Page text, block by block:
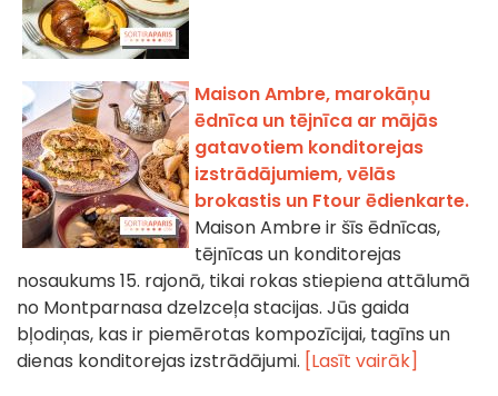
Maison Ambre, marokāņu
ēdnīca un tējnīca ar mājās
gatavotiem konditorejas
izstrādājumiem, vēlās
brokastis un Ftour ēdienkarte.
Maison Ambre ir šīs ēdnīcas,
tējnīcas un konditorejas
nosaukums 15. rajonā, tikai rokas stiepiena attālumā
no Montparnasa dzelzceļa stacijas. Jūs gaida
bļodiņas, kas ir piemērotas kompozīcijai, tagīns un
dienas konditorejas izstrādājumi. [Lasīt vairāk]